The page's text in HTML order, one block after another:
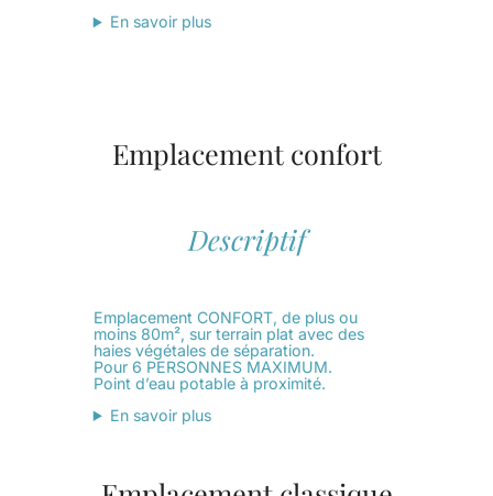
En savoir plus
Emplacement confort
Descriptif
Emplacement CONFORT, de plus ou
moins 80m², sur terrain plat avec des
haies végétales de séparation.
Pour 6 PERSONNES MAXIMUM.
Point d’eau potable à proximité.
En savoir plus